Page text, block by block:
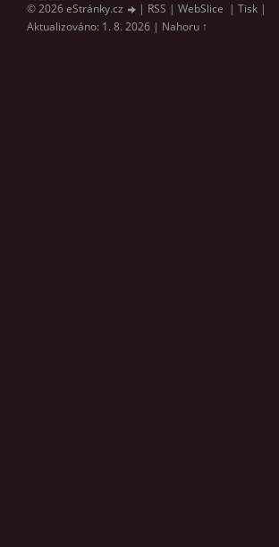
© 2026 eStránky.cz | RSS | WebSlice | Tisk |
Aktualizováno: 1. 8. 2026 | Nahoru ↑